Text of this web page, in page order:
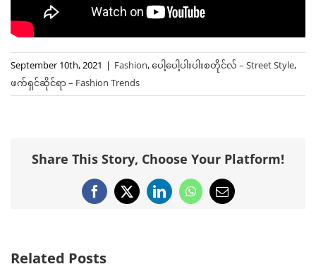
September 10th, 2021 | Fashion,ပေါ့ပေါ့ပါးပါးစတိုင်လ် – Street Style,
ဖက်ရှင်ဆိုင်ရာ – Fashion Trends
Share This Story, Choose Your Platform!
Facebook
X LinkedInWhatsApp
Email
Related Posts